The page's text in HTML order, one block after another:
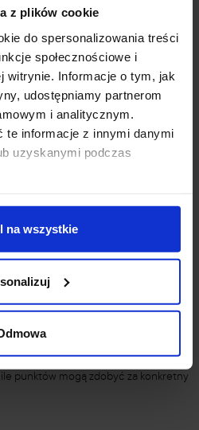
z plików cookie
do spersonalizowania treści
społecznościowe i
witrynie. Informacje o tym, jak
udostępniamy partnerom
i analitycznym.
te informacje z innymi danymi
uzyskanymi podczas
na wszystkie
i gwarantuje, że zdobyte punkty
miejsce ich uzyskania. Tym samym
studiów.
punktów
uczelnie wyższe na podstawie
procedur. Zazwyczaj robione jest
koordynatorów kierunków. Proces
jasno określone zasady i kryteria,
punktów mogą zdobyć za konkretny